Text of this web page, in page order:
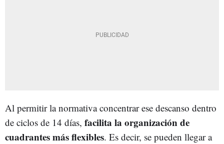
Al permitir la normativa concentrar ese descanso dentro
de ciclos de 14 días, facilita la organización de
cuadrantes más flexibles. Es decir, se pueden llegar a